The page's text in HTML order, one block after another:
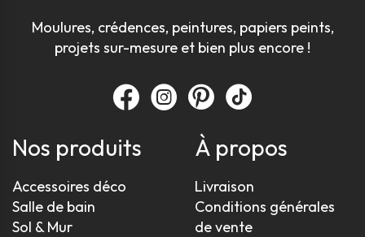
Moulures, crédences, peintures, papiers peints,
projets sur-mesure et bien plus encore !
Nos produits
Accessoires déco
Salle de bain
Sol & Mur
À propos
Livraison
Conditions générales
de vente